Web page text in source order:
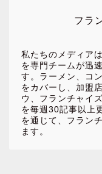
フラ
私たちのメディア
を専門チームが迅
す。ラーメン、コ
をカバーし、加盟
ウ、フランチャイ
を毎週30記事以上
を通じて、フラン
ます。